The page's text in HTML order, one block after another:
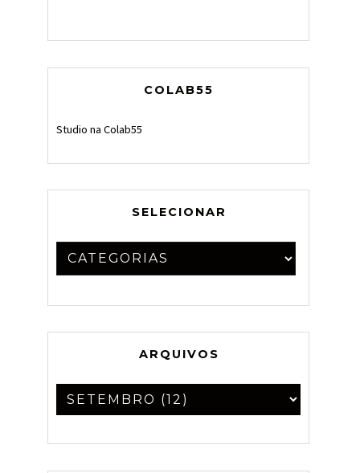
COLAB55
Studio na Colab55
SELECIONAR
ARQUIVOS